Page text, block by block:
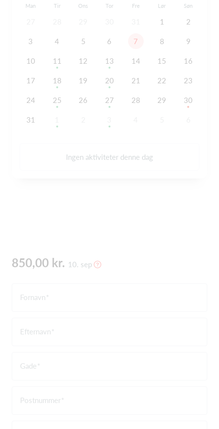
Man Tir Ons Tor Fre Lør Søn
1 2
3 4 5 6 7 8 9
10 11 12 13 14 15 16
17 18 19 20 21 22 23
24 25 26 27 28 29 30
31
Ingen aktiviteter denne dag
850,00 kr. 10. sep
Fornavn
Efternavn
Gade
Postnummer